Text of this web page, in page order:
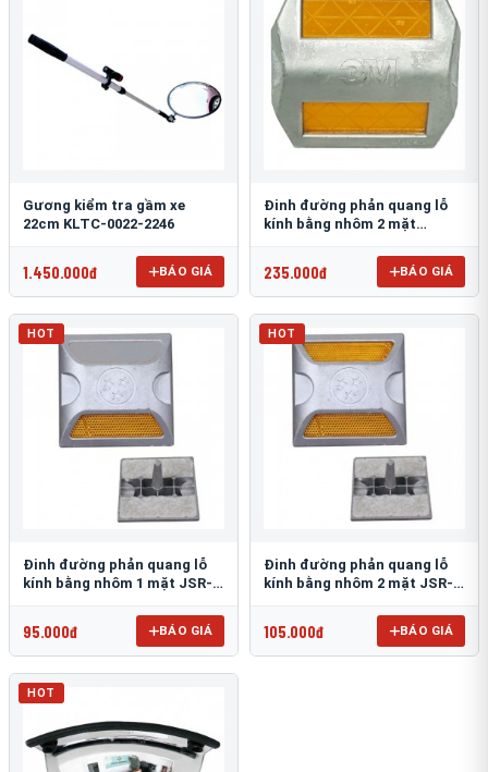
Gương kiểm tra gầm xe
22cm KLTC-0022-2246
1.450.000đ BÁO GIÁ
Đinh đường phản quang lỗ
kính bằng nhôm 2 mặt
235.000đ BÁO GIÁ
HOT
Đinh đường phản quang lỗ
kính bằng nhôm 1 mặt JSR-
95.000đ BÁO GIÁ
HOT
Đinh đường phản quang lỗ
kính bằng nhôm 2 mặt JSR-
105.000đ BÁO GIÁ
HOT